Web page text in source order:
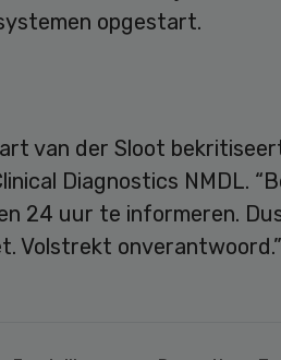
opgestart.
van der Sloot
Diagnostics NMDL.
24 uur te informeren.
Volstrekt onverantwoord.”